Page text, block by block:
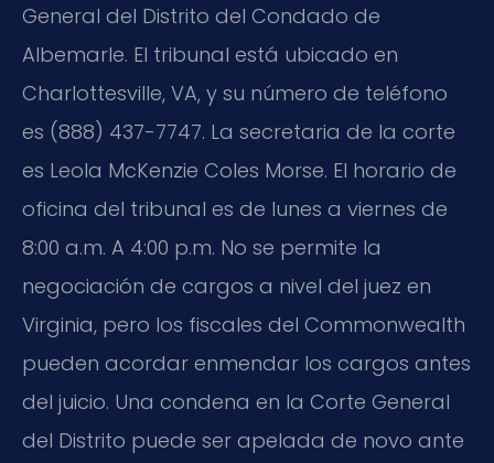
General del Distrito del Condado de
Albemarle. El tribunal está ubicado en
Charlottesville, VA, y su número de teléfono
es (888) 437-7747. La secretaria de la corte
es Leola McKenzie Coles Morse. El horario de
oficina del tribunal es de lunes a viernes de
8:00 a.m. A 4:00 p.m. No se permite la
negociación de cargos a nivel del juez en
Virginia, pero los fiscales del Commonwealth
pueden acordar enmendar los cargos antes
del juicio. Una condena en la Corte General
del Distrito puede ser apelada de novo ante